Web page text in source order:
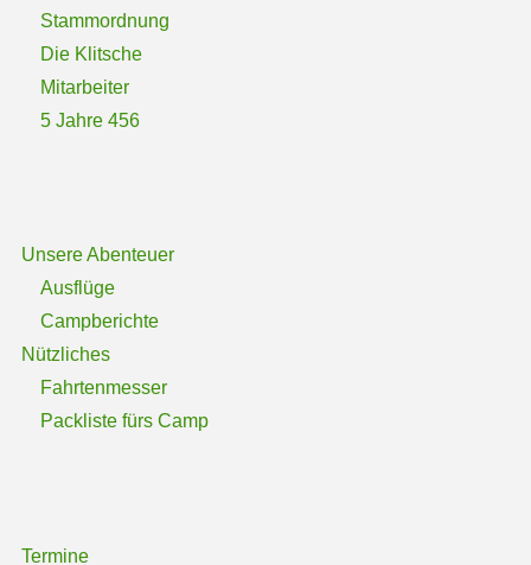
Stammordnung
Die Klitsche
Mitarbeiter
5 Jahre 456
Unsere Abenteuer
Ausflüge
Campberichte
Nützliches
Fahrtenmesser
Packliste fürs Camp
Termine